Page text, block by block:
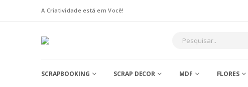
A Criatividade está em Você!
SCRAPBOOKING SCRAP DECOR MDF FLORES